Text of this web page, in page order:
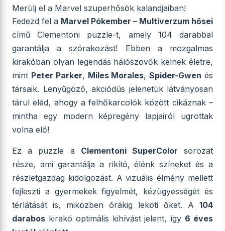
Merülj el a Marvel szuperhősök kalandjaiban!
Fedezd fel a Marvel Pókember – Multiverzum hősei
című Clementoni puzzle-t, amely 104 darabbal
garantálja a szórakozást! Ebben a mozgalmas
kirakóban olyan legendás hálószövők kelnek életre,
mint Peter Parker, Miles Morales,Spider-Gwen és
társaik. Lenyűgöző, akciódús jelenetük látványosan
tárul eléd, ahogy a felhőkarcolók között cikáznak –
mintha egy modern képregény lapjairól ugrottak
volna elő!
Ez a puzzle a Clementoni SuperColor sorozat
része, ami garantálja a rikító, élénk színeket és a
részletgazdag kidolgozást. A vizuális élmény mellett
fejleszti a gyermekek figyelmét, kézügyességét és
térlátását is, miközben órákig leköti őket. A 104
darabos kirakó optimális kihívást jelent, így 6 éves